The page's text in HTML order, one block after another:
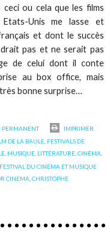
ou cela que les films
Unis me lasse et
et dont le succès
pas et ne serait pas
de celui dont il conte
au box office, mais
bonne surprise…
PERMANENT
IMPRIMER
DE LA BAULE FESTIVALS DE
, MUSIQUE, LITTÉRATURE, CINÉMA
FESTIVAL DU CINÉMA ET MUSIQUE
CINEMA ,CHRISTOPHE